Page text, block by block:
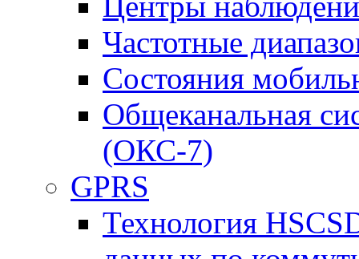
Частотные
Состояния
Общеканальная
(ОКС-7)
GPRS
Технология